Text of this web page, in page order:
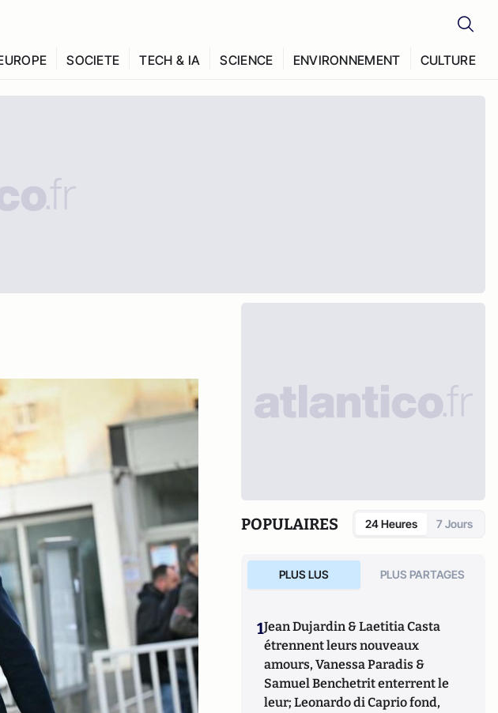
SOCIETE TECH & IA SCIENCE ENVIRONNEMENT CULTURE
POPULAIRES 24 Heures 7 Jours
PLUS LUS PLUS PARTAGES
1Jean Dujardin & Laetitia Casta
étrennent leurs nouveaux
amours, Vanessa Paradis &
Samuel Benchetrit enterrent le
leur; Leonardo di Caprio fond,